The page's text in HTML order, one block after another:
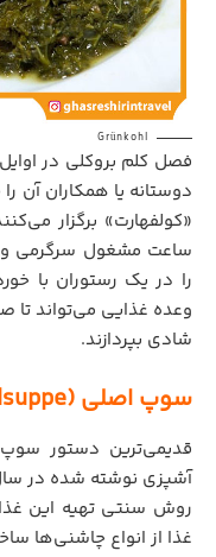
Grünkohl
فصل کلم بروکلی در
دوستانه یا همکاران آن
«کولفهارت» برگزار
ساعت مشغول سرگرمی و
را در یک رستوران با
وعده غذایی می‌تواند تا
شادی بپردازند.
سوپ اصلی (Aalsuppe)
قدیمی‌ترین دستور
روش سنتی تهیه این
غذا از انواع چاشنی‌ها